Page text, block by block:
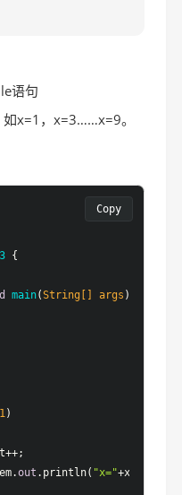
语句
x=1，x=3……x=9。
{
main(String[] args )
1)
out .println( "x="+x);
Copy